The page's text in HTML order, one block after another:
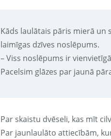
Kāds laulātais pāris mierā un
laimīgas dzīves noslēpums.
– Viss noslēpums ir
Pacelsim glāzes par jaunā
Par skaistu dvēseli, kas mīt
Par jaunlaulāto attiecībām,